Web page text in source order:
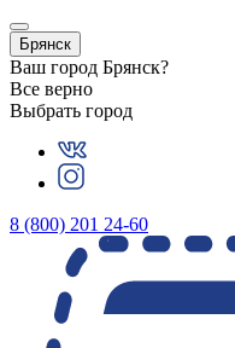
Брянск
Ваш город Брянск?
Все верно
Выбрать город
8 (800) 201 24-60